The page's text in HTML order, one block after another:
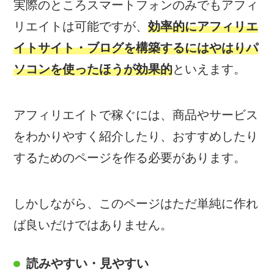
実際のところスマートフォンのみでもアフィ
リエイトは可能ですが、効率的にアフィリエ
イトサイト・ブログを構築するにはやはりパ
ソコンを使ったほうが効果的といえます。
アフィリエイトで稼ぐには、商品やサービス
をわかりやすく紹介したり、おすすめしたり
するためのページを作る必要があります。
しかしながら、このページはただ単純に作れ
ば良いだけではありません。
読みやすい・見やすい